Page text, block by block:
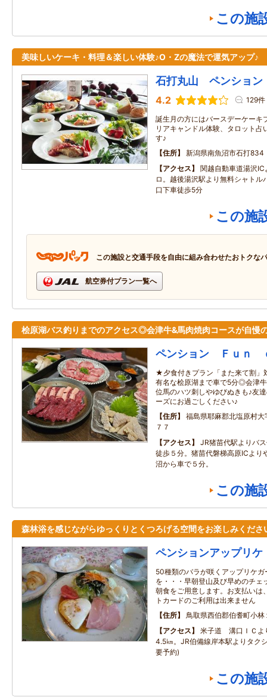
この施
美味しいケーキ・料理＆楽しい体験♪O・Zの魔法で運気アップ♪
石打丸山 ペンショ
4.2 129件
誕生月の方にはバースデーケーキ
リアキャンドル体験、タロット占
す♪
住所
新潟県南魚沼市石打834
アクセス
関越自動車道湯沢
ロ。越後湯沢駅より無料シャトル
口下車徒歩5分
この施
この施設と交通手段を自由に組み合わせたおトクな
航空券付プラン一覧へ
桧原湖バス釣りまでのアクセス◎会津牛&馬肉焼肉コースが自慢
ペンション Ｆｕｎ
★夕食付きプラン「また来て割
有名な桧原湖まで車で5分◎会津
位馬のハツ刺しやゆびぬきも♪友
ーズにお過ごしください♪
住所
福島県耶麻郡北塩原村
７７
アクセス
JR猪苗代駅よりバ
徒歩５分。猪苗代磐梯高原ICより
沼から車で５分。
この施
森林浴を感じながらゆっくりとくつろげる空間をお楽しみくださ
ペンションアップリケ
50種類のバラが咲くアップリケ
を・・・早朝登山及び早めのチェ
朝食をご用意します。お支払いは
トカードのご利用は出来ません
住所
鳥取県西伯郡伯耆町小林
アクセス
米子道 溝口ＩＣよ
4.5㎞。JR伯備線岸本駅よりタク
要予約)
この施